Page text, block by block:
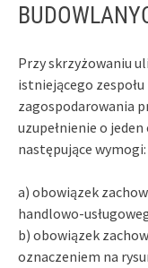
Przy skrzyżowaniu
istniejącego
zagospodarowania
uzupełnienie o
następujące wymogi:
a) obowiązek
handlowo-
b) obowiązek
oznaczeniem na